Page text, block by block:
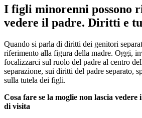
I figli minorenni possono
vedere il padre. Diritti e
Quando si parla di diritti dei genitori
riferimento alla figura della madre. Oggi,
focalizzarci sul ruolo del padre al centro
separazione, sui diritti del padre separato,
sulla tutela dei figli.
Cosa fare se la moglie non lascia
di visita